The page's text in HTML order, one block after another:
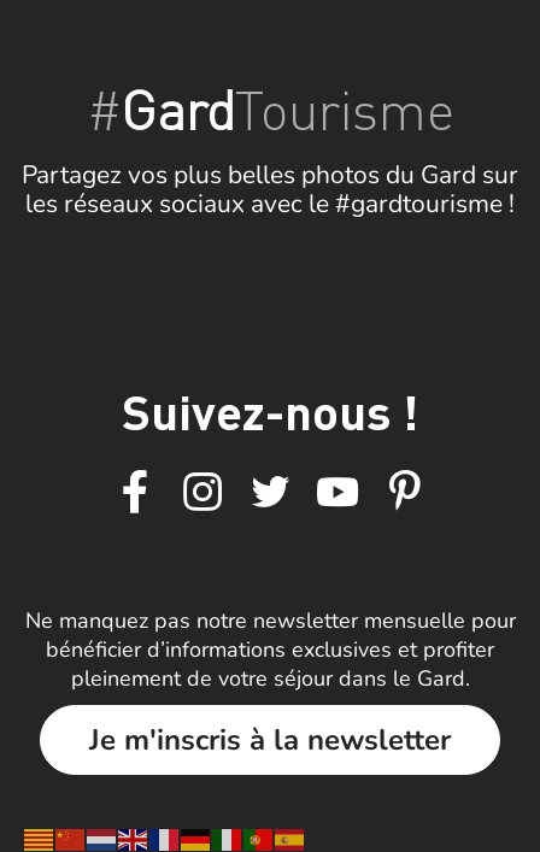
#GardTourisme
Partagez vos plus belles photos du Gard sur
les réseaux sociaux avec le #gardtourisme !
Suivez-nous !
Ne manquez pas notre newsletter mensuelle pour
bénéficier d’informations exclusives et profiter
pleinement de votre séjour dans le Gard.
Je m'inscris à la newsletter